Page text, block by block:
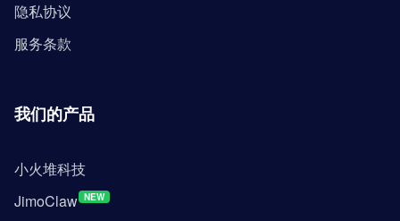
隐私协议
服务条款
我们的产品
小火堆科技
JimoClaw NEW